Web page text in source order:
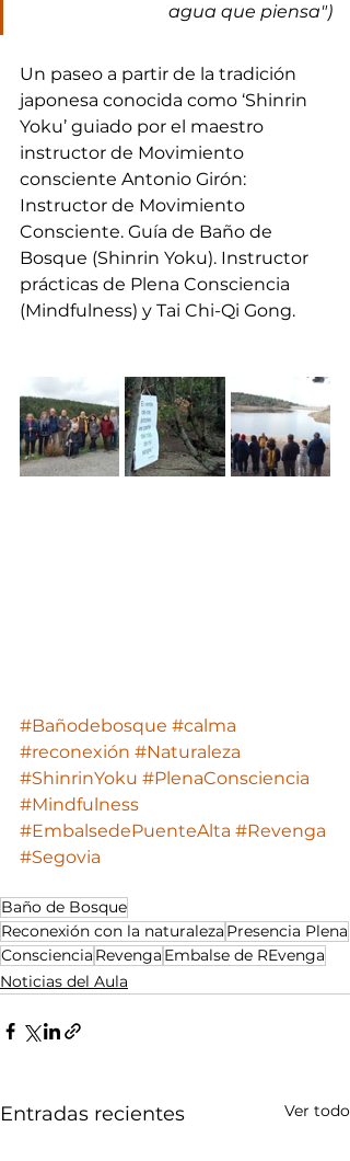
agua que piensa")
Un paseo a partir de la tradición
japonesa conocida como ‘Shinrin
Yoku’ guiado por el maestro
instructor de Movimiento
consciente Antonio Girón:
Instructor de Movimiento
Consciente. Guía de Baño de
Bosque (Shinrin Yoku). Instructor
prácticas de Plena Consciencia
(Mindfulness) y Tai Chi-Qi Gong.
#Bañodebosque #calma
#reconexión #Naturaleza
#ShinrinYoku #PlenaConsciencia
#Mindfulness
#EmbalsedePuenteAlta #Revenga
#Segovia
Baño de Bosque
Reconexión con la naturaleza Presencia Plena
Consciencia Revenga Embalse de REvenga
Noticias del Aula
Entradas recientes Ver todo